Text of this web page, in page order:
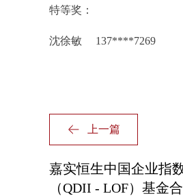
特等奖：
沈徐敏 137****7269
上一篇
嘉实恒生中国企业指
（QDII - LOF）基金